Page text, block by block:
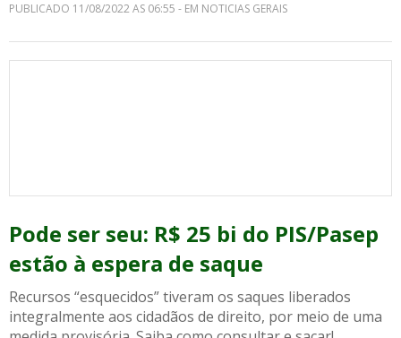
PUBLICADO 11/08/2022 AS 06:55 - EM NOTICIAS GERAIS
Pode ser seu: R$ 25 bi do PIS/Pasep
estão à espera de saque
Recursos “esquecidos” tiveram os saques liberados
integralmente aos cidadãos de direito, por meio de uma